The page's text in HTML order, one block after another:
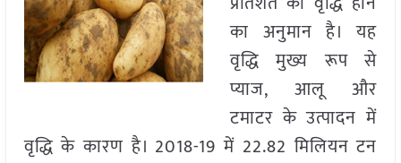
का अनुमान है। यह
वृद्धि मुख्य रूप से
प्याज, आलू और
टमाटर के उत्पादन में
वृद्धि के कारण है। 2018-19 में 22.82 मिलियन टन